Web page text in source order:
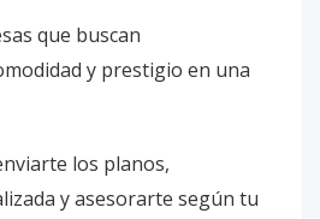
que buscan
y prestigio en una
los planos,
y asesorarte según tu